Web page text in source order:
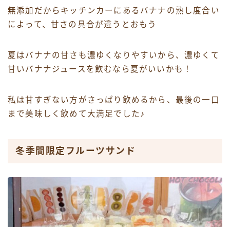
無添加だからキッチンカーにあるバナナの熟し度合い
によって、甘さの具合が違うとおもう
夏はバナナの甘さも濃ゆくなりやすいから、濃ゆくて
甘いバナナジュースを飲むなら夏がいいかも！
私は甘すぎない方がさっぱり飲めるから、最後の一口
まで美味しく飲めて大満足でした♪
冬季間限定フルーツサンド